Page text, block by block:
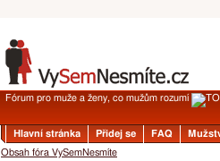
Fórum pro muže a ženy, co mužům rozumí
Hlavní stránka Přidej se FAQ
Obsah fóra VySemNesmíte